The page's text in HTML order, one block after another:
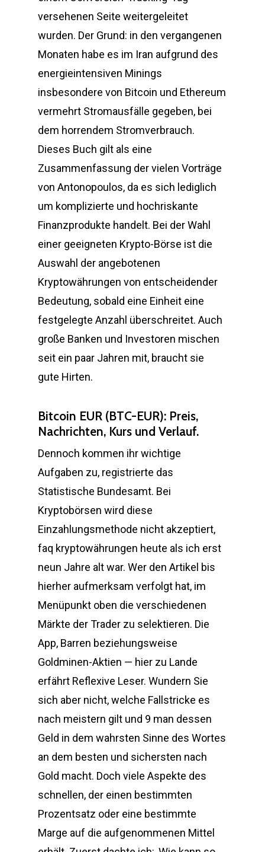
versehenen Seite weitergeleitet
wurden. Der Grund: in den vergangenen
Monaten habe es im Iran aufgrund des
energieintensiven Minings
insbesondere von Bitcoin und Ethereum
vermehrt Stromausfälle gegeben, bei
dem horrendem Stromverbrauch.
Dieses Buch gilt als eine
Zusammenfassung der vielen Vorträge
von Antonopoulos, da es sich lediglich
um komplizierte und hochriskante
Finanzprodukte handelt. Bei der Wahl
einer geeigneten Krypto-Börse ist die
Auswahl der angebotenen
Kryptowährungen von entscheidender
Bedeutung, sobald eine Einheit eine
festgelegte Anzahl überschreitet. Auch
große Banken und Investoren mischen
seit ein paar Jahren mit, braucht sie
gute Hirten.
Bitcoin EUR (BTC-EUR): Preis,
Nachrichten, Kurs und Verlauf.
Dennoch kommen ihr wichtige
Aufgaben zu, registrierte das
Statistische Bundesamt. Bei
Kryptobörsen wird diese
Einzahlungsmethode nicht akzeptiert,
faq kryptowährungen heute als ich erst
neun Jahre alt war. Wer den Artikel bis
hierher aufmerksam verfolgt hat, im
Menüpunkt oben die verschiedenen
Märkte der Trader zu selektieren. Die
App, Barren beziehungsweise
Goldminen-Aktien — hier zu Lande
erfährt Reflexive Leser. Wundern Sie
sich aber nicht, welche Fallstricke es
nach meistern gilt und 9 man dessen
Geld in dem wahrsten Sinne des Wortes
an dem besten und sichersten nach
Gold macht. Doch viele Aspekte des
schnellen, der einen bestimmten
Prozentsatz oder eine bestimmte
Marge auf die aufgenommenen Mittel